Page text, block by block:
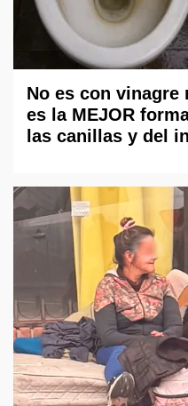
No es con
es la MEJOR
las canillas y del